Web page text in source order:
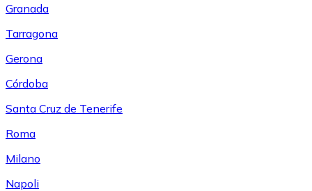
Granada
Tarragona
Gerona
Córdoba
Santa Cruz de Tenerife
Roma
Milano
Napoli